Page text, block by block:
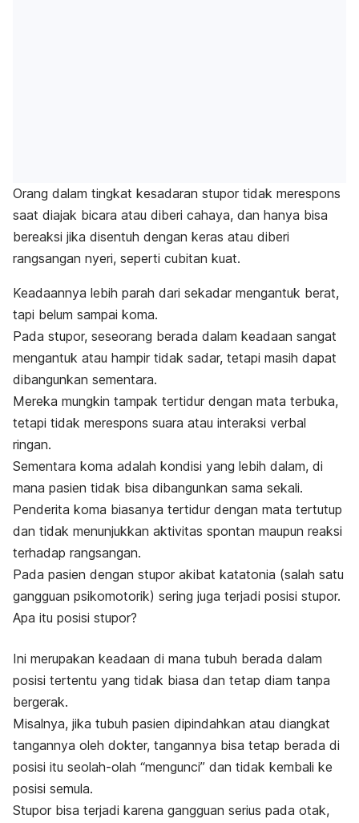
Orang dalam tingkat kesadaran stupor tidak merespons
saat diajak bicara atau diberi cahaya, dan hanya bisa
bereaksi jika disentuh dengan keras atau diberi
rangsangan nyeri, seperti cubitan kuat.
Keadaannya lebih parah dari sekadar mengantuk berat,
tapi belum sampai koma.
Pada stupor, seseorang berada dalam keadaan sangat
mengantuk atau hampir tidak sadar, tetapi masih dapat
dibangunkan sementara.
Mereka mungkin tampak tertidur dengan mata terbuka,
tetapi tidak merespons suara atau interaksi verbal
ringan.
Sementara koma adalah kondisi yang lebih dalam, di
mana pasien tidak bisa dibangunkan sama sekali.
Penderita koma biasanya tertidur dengan mata tertutup
dan tidak menunjukkan aktivitas spontan maupun reaksi
terhadap rangsangan.
Pada pasien dengan stupor akibat katatonia (salah satu
gangguan psikomotorik) sering juga terjadi posisi stupor.
Apa itu posisi stupor?
Ini merupakan keadaan di mana tubuh berada dalam
posisi tertentu yang tidak biasa dan tetap diam tanpa
bergerak.
Misalnya, jika tubuh pasien dipindahkan atau diangkat
tangannya oleh dokter, tangannya bisa tetap berada di
posisi itu seolah-olah “mengunci” dan tidak kembali ke
posisi semula.
Stupor bisa terjadi karena gangguan serius pada otak,